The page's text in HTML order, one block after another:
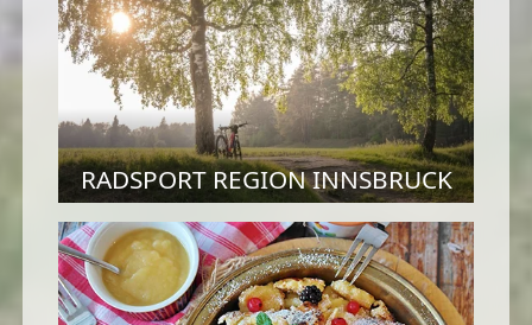
RADSPORT REGION INNSBRUCK